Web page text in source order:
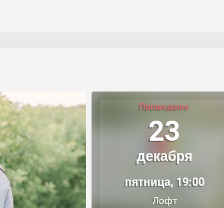
Прошедшее
23
декабря
пятница, 19:00
Лофт